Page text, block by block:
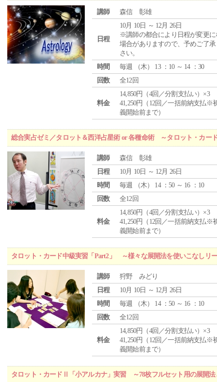
講師 森信 彰雄
日程
10月 10日 ～ 12月 26日
※講師の都合により日程が変更に
場合がありますので、予めご了承
さい。
時間
毎週 （木） 13 ：10 ～ 14 ：30
回数
全12回
料金
14,850円（4回／分割支払い）×3
41,250円（12回／一括前納支払※
義開始前まで）
総合実占ゼミ／タロット＆西洋占星術 or 各種命術 ～タロット・カー
講師
森信 彰雄
日程
10月 10日 ～ 12月 26日
時間
毎週 （木） 14 ：50 ～ 16 ：10
回数
全12回
料金
14,850円（4回／分割支払い）×3
41,250円（12回／一括前納支払※
義開始前まで）
タロット・カード中級実習「Part2」 ～様々な展開法を使いこなしリ
講師
狩野 みどり
日程
10月 10日 ～ 12月 26日
時間
毎週 （木） 14 ：50 ～ 16 ：10
回数
全12回
料金
14,850円（4回／分割支払い）×3
41,250円（12回／一括前納支払※
義開始前まで）
タロット・カードⅡ「小アルカナ」実習 ～78枚フルセット用の展開法